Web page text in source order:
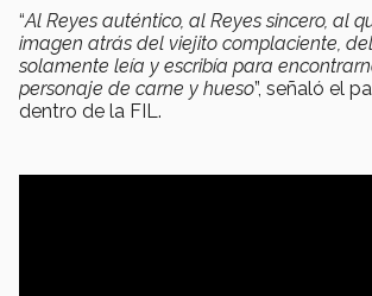
“Al Reyes auténtico, al Reyes sincero, al
imagen atrás del viejito complaciente,
solamente leía y escribía para
personaje de carne y hueso”, señaló el
dentro de la FIL.